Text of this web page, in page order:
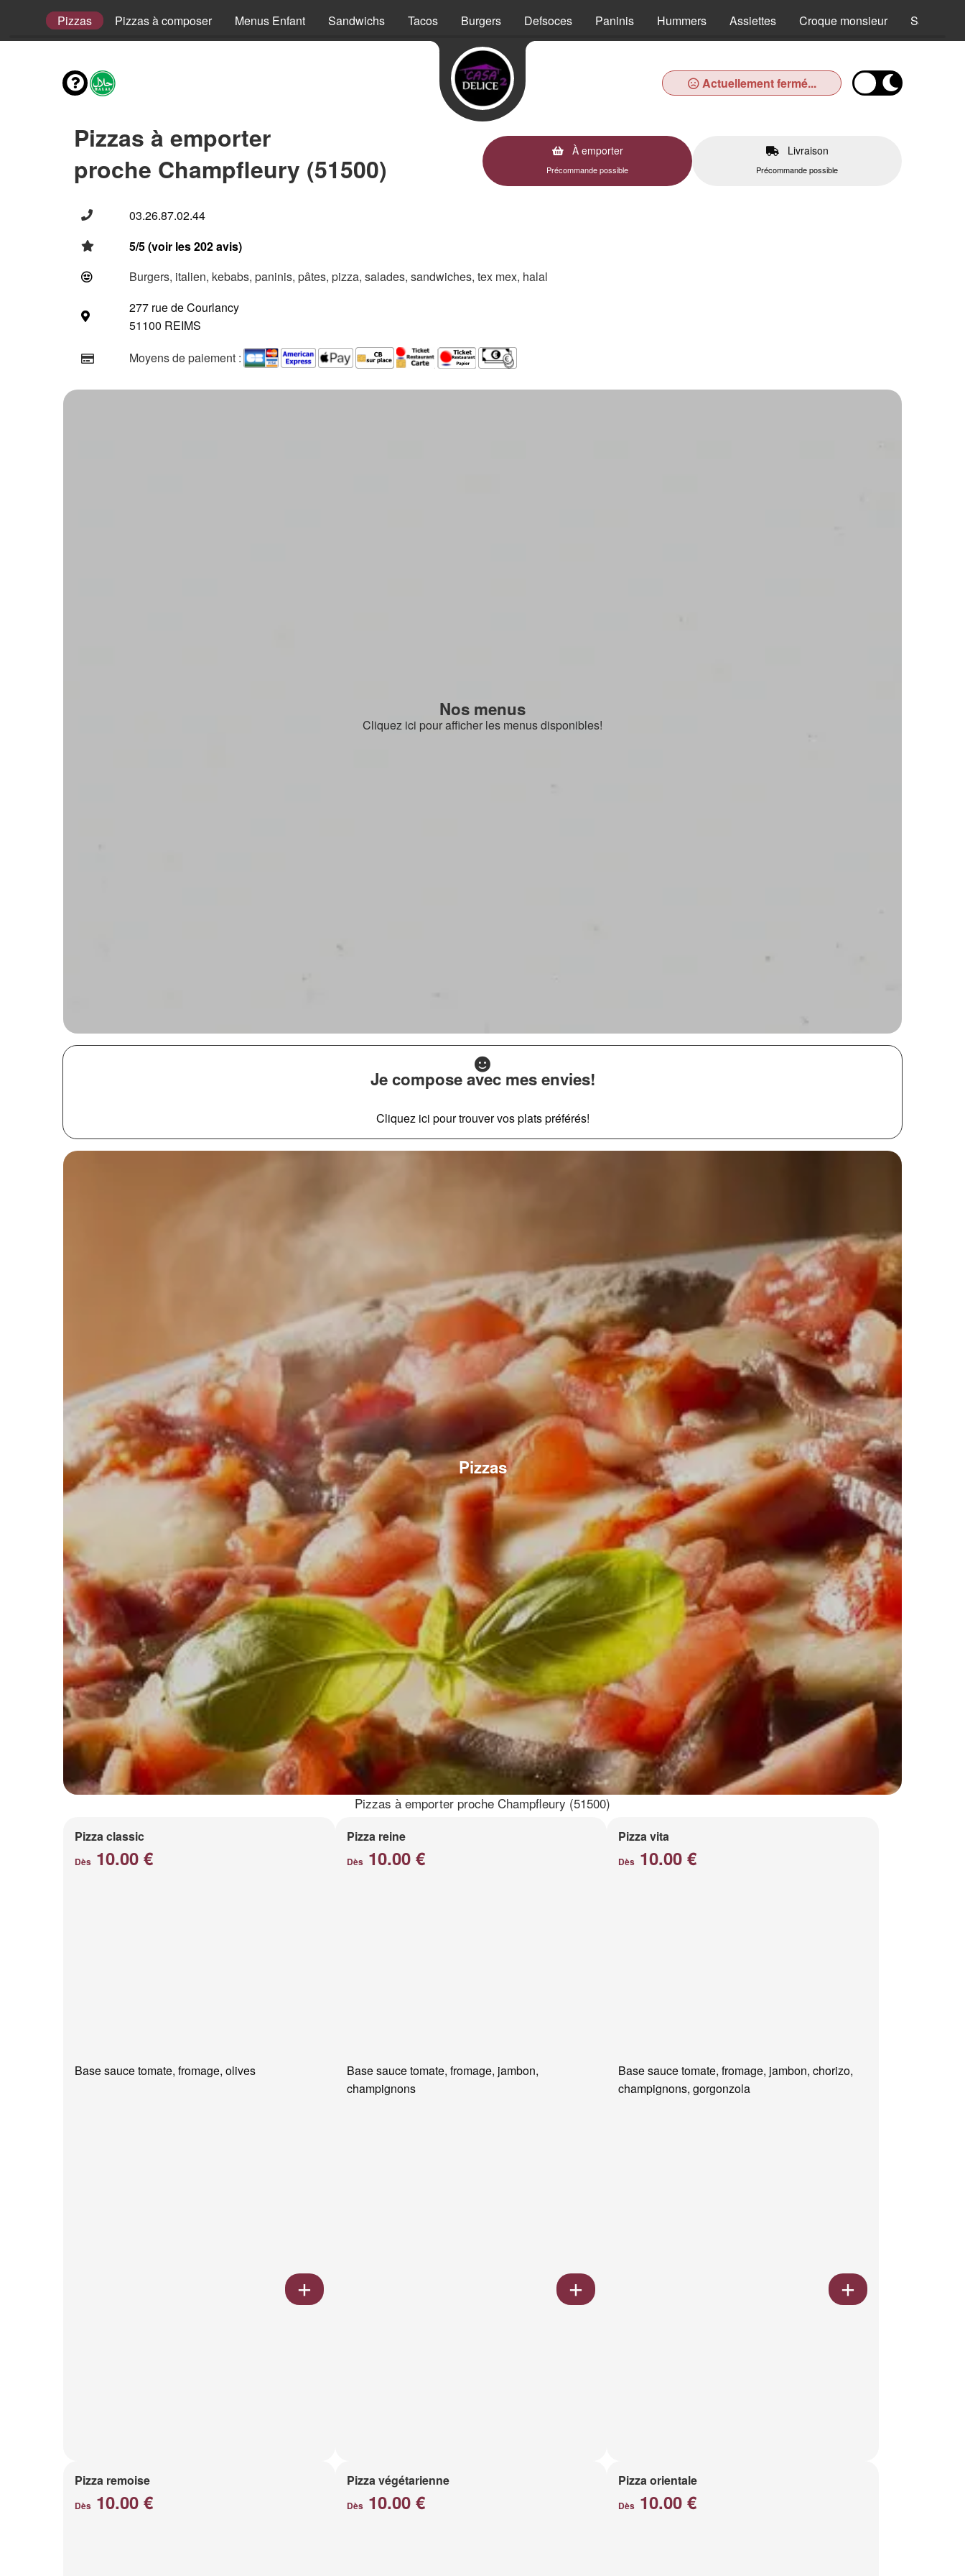
Pizzas Pizzas à composer Menus Enfant Sandwichs Tacos Burgers Defsoces Paninis Hummers Assiettes Croque monsieur Salades
Actuellement fermé...
Pizzas à emporter
proche Champfleury (51500)
À emporter
Précommande possible
Livraison
Précommande possible
03.26.87.02.44
5/5 (voir les 202 avis)
Burgers, italien, kebabs, paninis, pâtes, pizza, salades, sandwiches, tex mex, halal
277 rue de Courlancy
51100 REIMS
Moyens de paiement :
Nos menus
Cliquez ici pour afficher les menus disponibles!
Je compose avec mes envies!
Cliquez ici pour trouver vos plats préférés!
Pizzas
Pizzas à emporter proche Champfleury (51500)
Pizza classic
Dès 10.00 €
Base sauce tomate, fromage, olives
Pizza reine
Dès10.00 €
Base sauce tomate, fromage, jambon,
champignons
Pizza vita
Dès 10.00 €
Base sauce tomate, fromage, jambon, chorizo,
champignons, gorgonzola
Pizza remoise
Dès 10.00 €
Pizza végétarienne
Dès10.00 €
Pizza orientale
Dès 10.00 €